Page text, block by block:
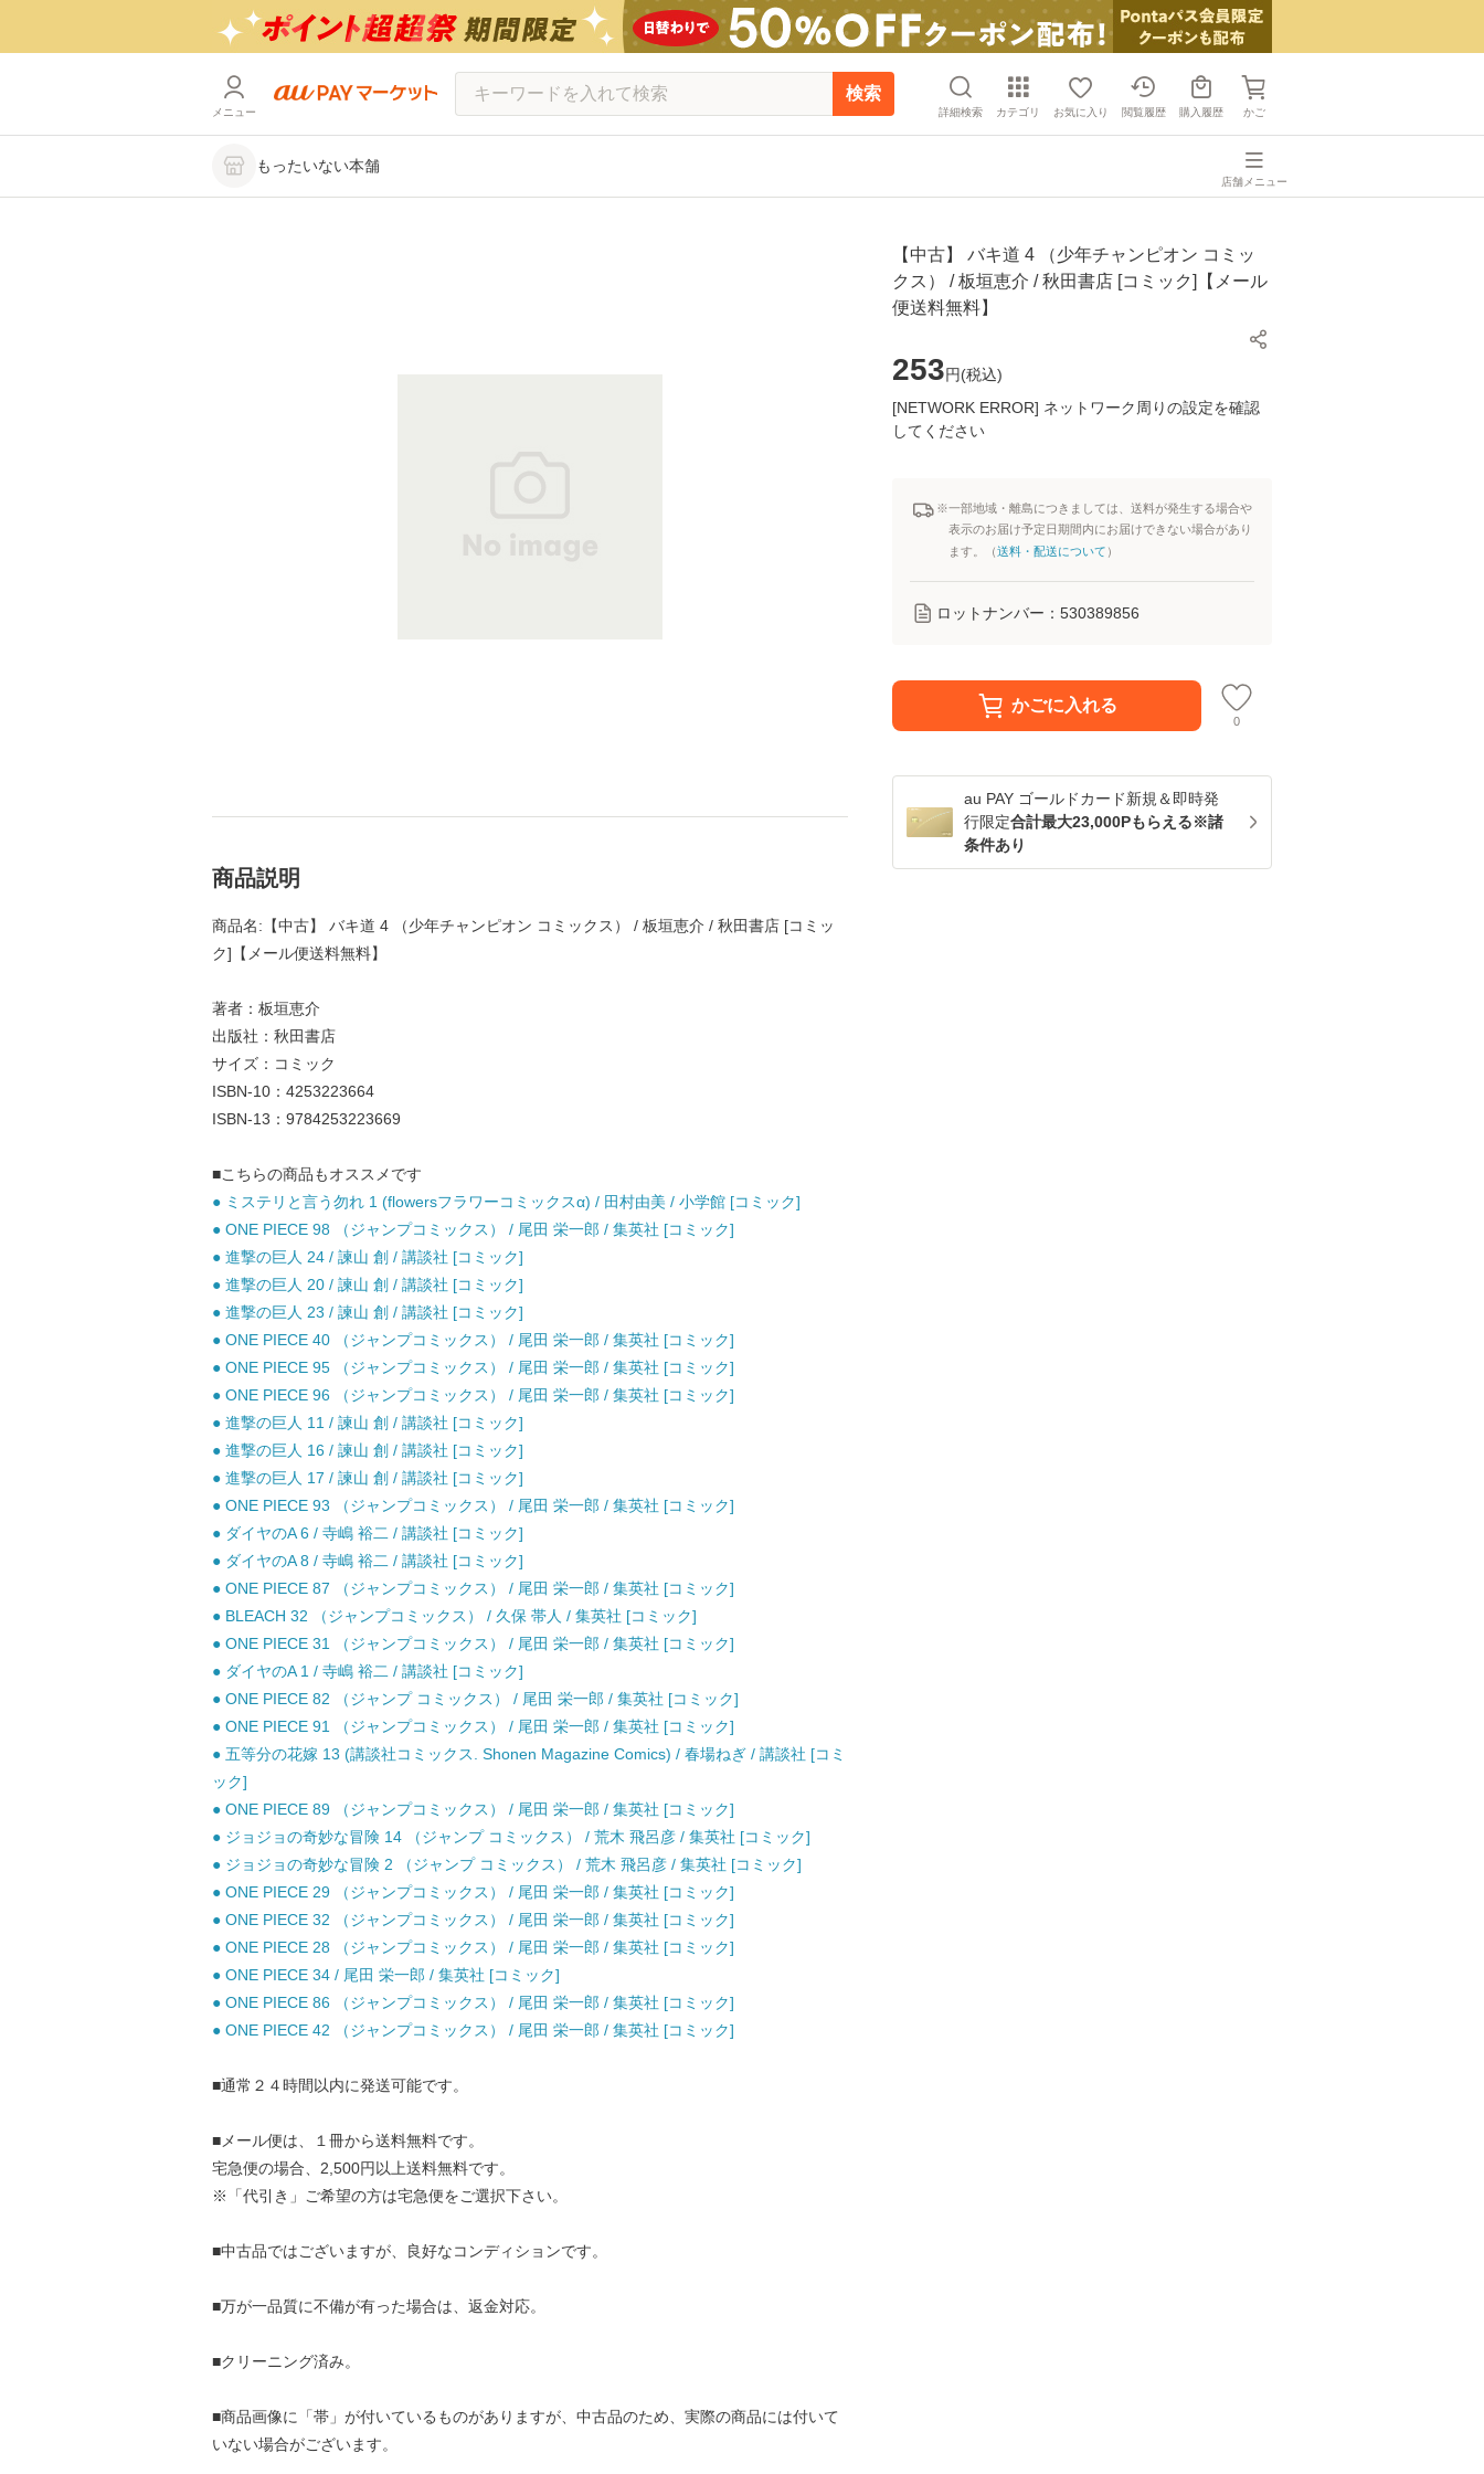
メニュー
検索
詳細検索 カテゴリ お気に入り 閲覧履歴 購入履歴 かご
もったいない本舗
店舗メニュー
【中古】 バキ道 4 （少年チャンピオン コミッ
クス） / 板垣恵介 / 秋田書店 [コミック]【メール
便送料無料】
253円(税込)
[NETWORK ERROR] ネットワーク周りの設定を確認
してください
※一部地域・離島につきましては、送料が発生する場合や
表示のお届け予定日期間内にお届けできない場合があり
ます。（送料・配送について ）
ロットナンバー： 530389856
かごに入れる
0
au PAY ゴールドカード新規＆即時発
行限定合計最大23,000Pもらえる※諸
条件あり
商品説明
商品名:【中古】 バキ道 4 （少年チャンピオン コミックス） / 板垣恵介 / 秋田書店 [コミッ
ク]【メール便送料無料】
著者：板垣恵介
出版社：秋田書店
サイズ：コミック
ISBN-10：4253223664
ISBN-13：9784253223669
■こちらの商品もオススメです
● ミステリと言う勿れ 1 (flowersフラワーコミックスα) / 田村由美 / 小学館 [コミック]
● ONE PIECE 98 （ジャンプコミックス） / 尾田 栄一郎 / 集英社 [コミック]
● 進撃の巨人 24 / 諫山 創 / 講談社 [コミック]
● 進撃の巨人 20 / 諫山 創 / 講談社 [コミック]
● 進撃の巨人 23 / 諫山 創 / 講談社 [コミック]
● ONE PIECE 40 （ジャンプコミックス） / 尾田 栄一郎 / 集英社 [コミック]
● ONE PIECE 95 （ジャンプコミックス） / 尾田 栄一郎 / 集英社 [コミック]
● ONE PIECE 96 （ジャンプコミックス） / 尾田 栄一郎 / 集英社 [コミック]
● 進撃の巨人 11 / 諫山 創 / 講談社 [コミック]
● 進撃の巨人 16 / 諫山 創 / 講談社 [コミック]
● 進撃の巨人 17 / 諫山 創 / 講談社 [コミック]
● ONE PIECE 93 （ジャンプコミックス） / 尾田 栄一郎 / 集英社 [コミック]
● ダイヤのA 6 / 寺嶋 裕二 / 講談社 [コミック]
● ダイヤのA 8 / 寺嶋 裕二 / 講談社 [コミック]
● ONE PIECE 87 （ジャンプコミックス） / 尾田 栄一郎 / 集英社 [コミック]
● BLEACH 32 （ジャンプコミックス） / 久保 帯人 / 集英社 [コミック]
● ONE PIECE 31 （ジャンプコミックス） / 尾田 栄一郎 / 集英社 [コミック]
● ダイヤのA 1 / 寺嶋 裕二 / 講談社 [コミック]
● ONE PIECE 82 （ジャンプ コミックス） / 尾田 栄一郎 / 集英社 [コミック]
● ONE PIECE 91 （ジャンプコミックス） / 尾田 栄一郎 / 集英社 [コミック]
● 五等分の花嫁 13 (講談社コミックス. Shonen Magazine Comics) / 春場ねぎ / 講談社 [コミ
ック]
● ONE PIECE 89 （ジャンプコミックス） / 尾田 栄一郎 / 集英社 [コミック]
● ジョジョの奇妙な冒険 14 （ジャンプ コミックス） / 荒木 飛呂彦 / 集英社 [コミック]
● ジョジョの奇妙な冒険 2 （ジャンプ コミックス） / 荒木 飛呂彦 / 集英社 [コミック]
● ONE PIECE 29 （ジャンプコミックス） / 尾田 栄一郎 / 集英社 [コミック]
● ONE PIECE 32 （ジャンプコミックス） / 尾田 栄一郎 / 集英社 [コミック]
● ONE PIECE 28 （ジャンプコミックス） / 尾田 栄一郎 / 集英社 [コミック]
● ONE PIECE 34 / 尾田 栄一郎 / 集英社 [コミック]
● ONE PIECE 86 （ジャンプコミックス） / 尾田 栄一郎 / 集英社 [コミック]
● ONE PIECE 42 （ジャンプコミックス） / 尾田 栄一郎 / 集英社 [コミック]
■通常２４時間以内に発送可能です。
■メール便は、１冊から送料無料です。
宅急便の場合、2,500円以上送料無料です。
※「代引き」ご希望の方は宅急便をご選択下さい。
■中古品ではございますが、良好なコンディションです。
■万が一品質に不備が有った場合は、返金対応。
■クリーニング済み。
■商品画像に「帯」が付いているものがありますが、中古品のため、実際の商品には付いて
いない場合がございます。